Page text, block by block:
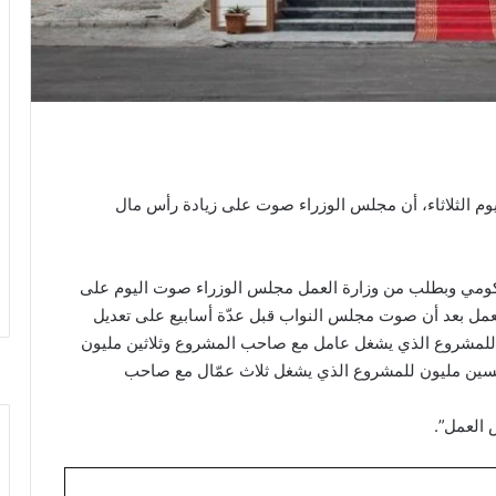
الثلاثاء، أن مجلس الوزراء صوت على زيادة رأس مال
وبطلب من وزارة العمل مجلس الوزراء صوت اليوم على
بعد أن صوت مجلس النواب قبل عدّة أسابيع على تعديل
الذي يشغل عامل مع صاحب المشروع وثلاثين مليون
مليون للمشروع الذي يشغل ثلاث عمّال مع صاحب
العمل”.